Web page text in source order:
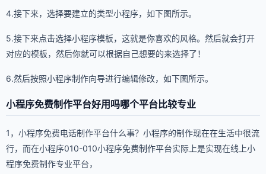
4.接下来，选择要建立的类型小程序，如下图所示。
5.接下来点击选择小程序模板，这就是你喜欢的风格。然后就会打开
对应的模板，然后你就可以根据自己想要的来选择了！
6.然后按照小程序制作向导进行编辑修改，如下图所示。
小程序免费制作平台好用吗哪个平台比较专业
1，小程序免费电话制作平台什么事？小程序的制作现在在生活中很流
行，而在小程序010-010小程序免费制作平台实际上是实现在线上小
程序免费制作专业平台，